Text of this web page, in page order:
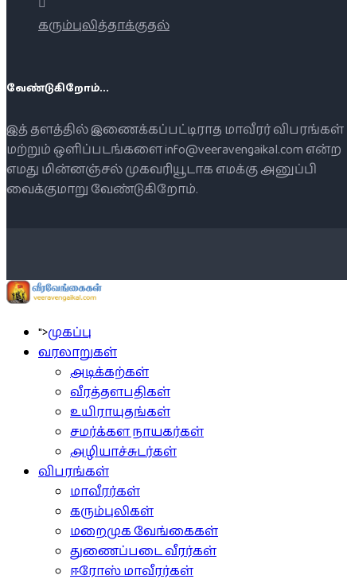
கரும்புலித்தாக்குதல்
வேண்டுகிறோம்...
இத் தளத்தில் இணைக்கப்பட்டிராத மாவீரர் விபரங்கள்
மற்றும் ஒளிப்படங்களை info@veeravengaikal.com என்ற
எமது மின்னஞ்சல் முகவரியூடாக எமக்கு அனுப்பி
வைக்குமாறு வேண்டுகிறோம்.
">முகப்பு
வரலாறுகள்
அடிக்கற்கள்
வீரத்தளபதிகள்
உயிராயுதங்கள்
சமர்க்கள நாயகர்கள்
அழியாச்சுடர்கள்
விபரங்கள்
மாவீரர்கள்
கரும்புலிகள்
மறைமுக வேங்கைகள்
துணைப்படை வீரர்கள்
ஈரோஸ் மாவீரர்கள்